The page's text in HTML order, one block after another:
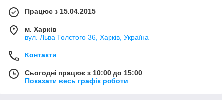
Працює з 15.04.2015
м. Харків
вул. Льва Толстого 36, Харків, Україна
Контакти
Сьогодні працює з 10:00 до 15:00
Показати весь графік роботи